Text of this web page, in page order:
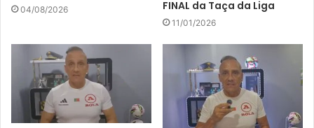
d 04/08/2026
FINAL da Taça da Liga
11/01/2026